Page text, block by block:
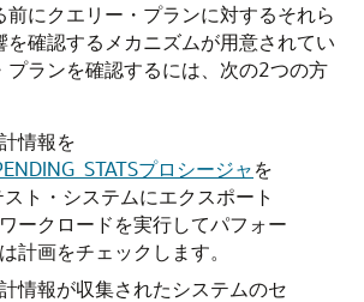
前にクエリー・プランに対するそれら
を確認するメカニズムが用意されてい
プランを確認するには、次の2つの方
情報を
プロシージャを
ト・システムにエクスポート
ークロードを実行してパフォー
計画をチェックします。
情報が収集されたシステムのセ